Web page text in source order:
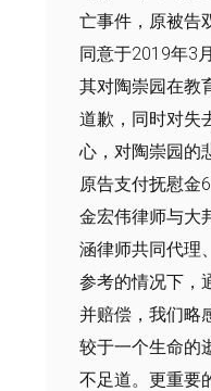
亡事件，原被告
同意于2019年3
其对陶崇园在教
道歉，同时对失
心，对陶崇园的
原告支付抚慰金
金宏伟律师与大
涵律师共同代理
参考的情况下，
并赔偿，我们略
较于一个生命的
不足道。更重要